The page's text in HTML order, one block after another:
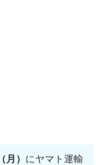
） にヤマト運輸